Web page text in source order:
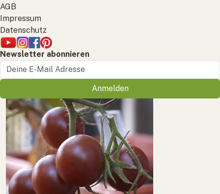
AGB
Impressum
Datenschutz
Newsletter abonnieren
Anmelden